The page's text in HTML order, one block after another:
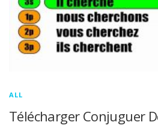
ALL
Télécharger Conjuguer